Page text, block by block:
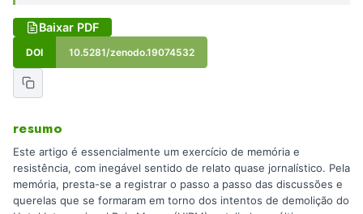
Baixar PDF
DOI 10.5281/zenodo.19074532
resumo
Este artigo é essencialmente um exercício de memória e
resistência, com inegável sentido de relato quase jornalístico. Pela
memória, presta-se a registrar o passo a passo das discussões e
querelas que se formaram em torno dos intentos de demolição do